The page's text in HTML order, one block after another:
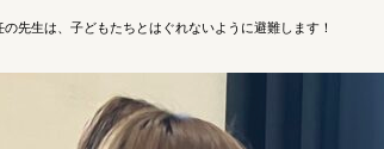
の先生は、子どもたちとはぐれないように避難します！